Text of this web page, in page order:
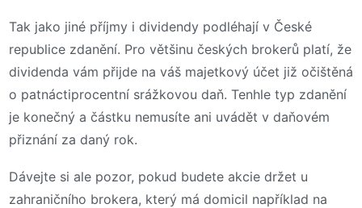
Tak jako jiné příjmy i dividendy podléhají v České
republice zdanění. Pro většinu českých brokerů platí, že
dividenda vám přijde na váš majetkový účet již očištěná
o patnáctiprocentní srážkovou daň. Tenhle typ zdanění
je konečný a částku nemusíte ani uvádět v daňovém
přiznání za daný rok.
Dávejte si ale pozor, pokud budete akcie držet u
zahraničního brokera, který má domicil například na